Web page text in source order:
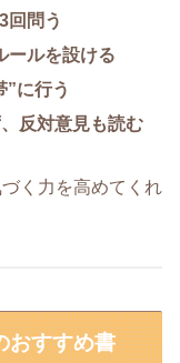
回問う
ールを設ける
”に行う
反対意見も読む
く力を高めてくれ
おすすめ書